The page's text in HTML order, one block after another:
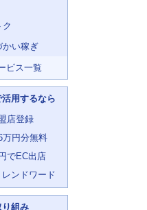
ク
かい稼ぎ
ビス一覧
活用するなら
店登録
万円分無料
でEC出店
ンドワード
り組み